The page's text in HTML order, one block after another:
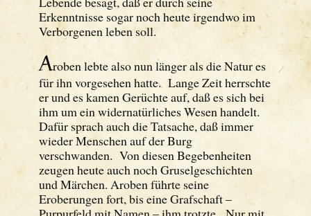
Erkenntnisse sogar noch heute irgendwo im
Verborgenen leben soll.
Aroben lebte also nun länger als die Natur es
für ihn vorgesehen hatte. Lange Zeit herrschte
er und es kamen Gerüchte auf, daß es sich bei
ihm um ein widernatürliches Wesen handelt.
Dafür sprach auch die Tatsache, daß immer
wieder Menschen auf der Burg
verschwanden. Von diesen Begebenheiten
zeugen heute auch noch Gruselgeschichten
und Märchen. Aroben führte seine
Eroberungen fort, bis eine Grafschaft –